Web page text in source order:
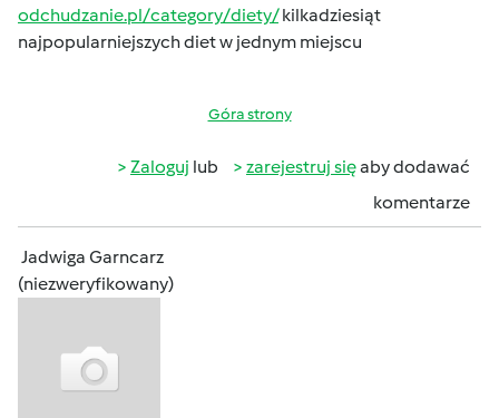
odchudzanie.pl/category/diety/kilkadziesiąt
najpopularniejszych diet w jednym miejscu
Góra strony
Zaloguj lub zarejestruj sięaby dodawać
komentarze
Jadwiga Garncarz
(niezweryfikowany)